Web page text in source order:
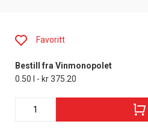
Favoritt
Bestill fra Vinmonopolet
0.50 l - kr 375.20